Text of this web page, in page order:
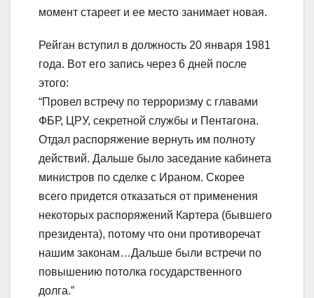
момент стареет и ее место занимает новая.
Рейган вступил в должность 20 января 1981
года. Вот его запись через 6 дней после
этого:
“Провел встречу по терроризму с главами
ФБР, ЦРУ, секретной службы и Пентагона.
Отдал распоряжение вернуть им полноту
действий. Дальше было заседание кабинета
министров по сделке с Ираном. Скорее
всего придется отказаться от применения
некоторых распоряжений Картера (бывшего
президента), потому что они противоречат
нашим законам…Дальше были встречи по
повышению потолка государственного
долга.”